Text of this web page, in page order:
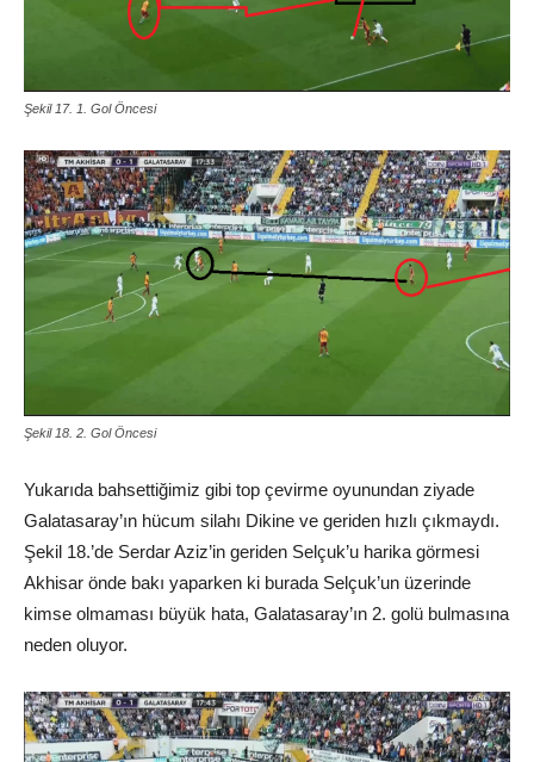
Şekil 17. 1. Gol Öncesi
Şekil 18. 2. Gol Öncesi
Yukarıda bahsettiğimiz gibi top çevirme oyunundan ziyade
Galatasaray’ın hücum silahı Dikine ve geriden hızlı çıkmaydı.
Şekil 18.’de Serdar Aziz’in geriden Selçuk’u harika görmesi
Akhisar önde bakı yaparken ki burada Selçuk’un üzerinde
kimse olmaması büyük hata, Galatasaray’ın 2. golü bulmasına
neden oluyor.